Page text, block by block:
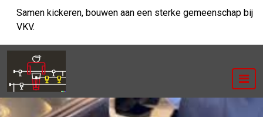
naar
inhoud
Samen kickeren, bouwen aan een sterke gemeenschap bij
VKV.